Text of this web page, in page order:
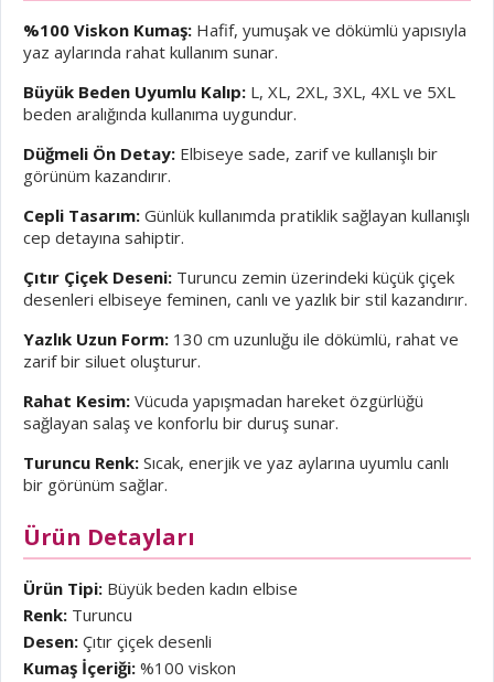
%100 Viskon Kumaş: Hafif, yumuşak ve dökümlü yapısıyla
yaz aylarında rahat kullanım sunar.
Büyük Beden Uyumlu Kalıp: L, XL, 2XL, 3XL, 4XL ve 5XL
beden aralığında kullanıma uygundur.
Düğmeli Ön Detay: Elbiseye sade, zarif ve kullanışlı bir
görünüm kazandırır.
Cepli Tasarım: Günlük kullanımda pratiklik sağlayan kullanışlı
cep detayına sahiptir.
Çıtır Çiçek Deseni: Turuncu zemin üzerindeki küçük çiçek
desenleri elbiseye feminen, canlı ve yazlık bir stil kazandırır.
Yazlık Uzun Form: 130 cm uzunluğu ile dökümlü, rahat ve
zarif bir siluet oluşturur.
Rahat Kesim: Vücuda yapışmadan hareket özgürlüğü
sağlayan salaş ve konforlu bir duruş sunar.
Turuncu Renk: Sıcak, enerjik ve yaz aylarına uyumlu canlı
bir görünüm sağlar.
Ürün Detayları
Ürün Tipi: Büyük beden kadın elbise
Renk: Turuncu
Desen: Çıtır çiçek desenli
Kumaş İçeriği: %100 viskon